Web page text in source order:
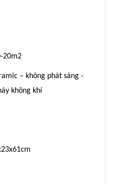
20m2
– không phát sáng -
không khí